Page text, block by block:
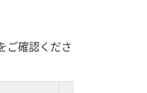
ご確認くださ